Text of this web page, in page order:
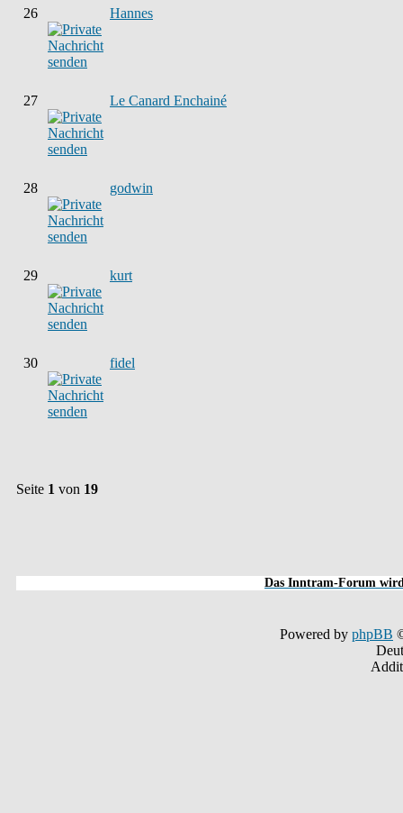
26 Hannes
27 Le Canard Enchainé
28 godwin
29 kurt
30 fidel
Seite 1 von 19
Das Inntram-Forum
Powered by phpBB